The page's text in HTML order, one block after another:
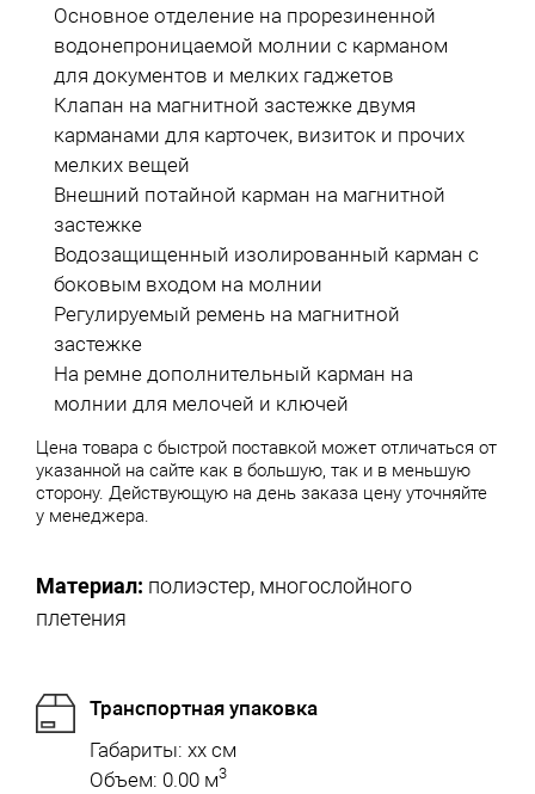
Основное отделение на прорезиненной
водонепроницаемой молнии с карманом
для документов и мелких гаджетов
Клапан на магнитной застежке двумя
карманами для карточек, визиток и прочих
мелких вещей
Внешний потайной карман на магнитной
застежке
Водозащищенный изолированный карман с
боковым входом на молнии
Регулируемый ремень на магнитной
застежке
На ремне дополнительный карман на
молнии для мелочей и ключей
Цена товара с быстрой поставкой может отличаться от
указанной на сайте как в большую, так и в меньшую
сторону. Действующую на день заказа цену уточняйте
у менеджера.
Материал: полиэстер, многослойного
плетения
Транспортная упаковка
Габариты: xx см
Объем: 0.00 м3